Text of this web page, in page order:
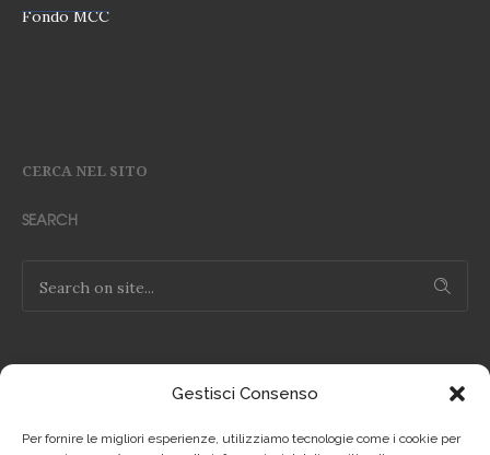
Gestisci Consenso
Per fornire le migliori esperienze, utilizziamo tecnologie come i cookie per
Fondo MCC
CERCA NEL SITO
SEARCH